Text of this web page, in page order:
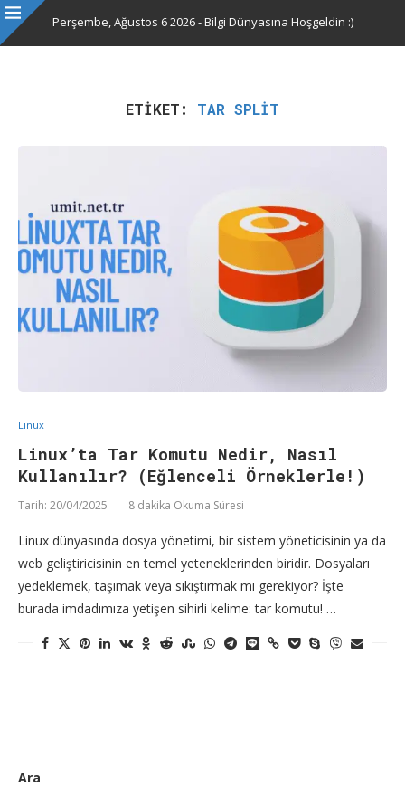
Perşembe, Ağustos 6 2026 - Bilgi Dünyasına Hoşgeldin :)
ETIKET: TAR SPLIT
Linux
Linux’ta Tar Komutu Nedir, Nasıl
Kullanılır? (Eğlenceli Örneklerle!)
Tarih: 20/04/2025 8 dakika Okuma Süresi
Linux dünyasında dosya yönetimi, bir sistem yöneticisinin ya da
web geliştiricisinin en temel yeteneklerinden biridir. Dosyaları
yedeklemek, taşımak veya sıkıştırmak mı gerekiyor? İşte
burada imdadımıza yetişen sihirli kelime: tar komutu! …
Ara